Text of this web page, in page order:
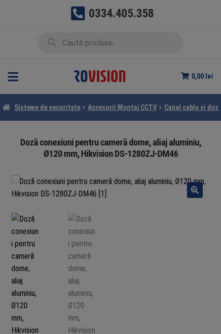
0334.405.358
0,00 lei
Sisteme de securitate Accesorii Montaj CCTV Canal cablu si
Doză conexiuni pentru cameră dome, aliaj aluminiu,
Ø120 mm, Hikvision DS-1280ZJ-DM46